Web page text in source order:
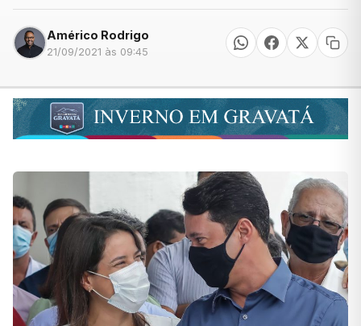
Américo Rodrigo
21/09/2021 às 09:45